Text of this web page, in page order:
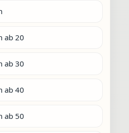
ab 20
ab 30
ab 40
ab 50